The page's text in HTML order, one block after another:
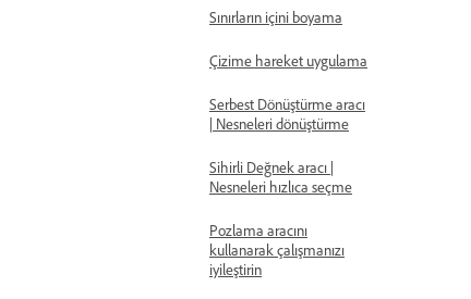
Sınırların içini boyama
Çizime hareket uygulama
Serbest Dönüştürme aracı
| Nesneleri dönüştürme
Sihirli Değnek aracı |
Nesneleri hızlıca seçme
Pozlama aracını
kullanarak çalışmanızı
iyileştirin